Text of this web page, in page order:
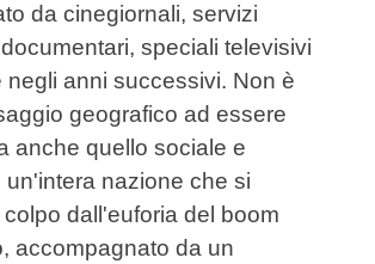
da cinegiornali, servizi
speciali televisivi
negli anni successivi. Non è
geografico ad essere
anche quello sociale e
un'intera nazione che si
dall'euforia del boom
accompagnato da un